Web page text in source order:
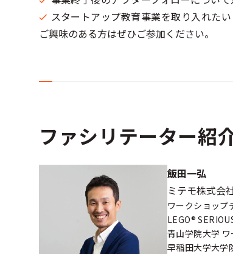
スタートアップ教育事業を取り入れた
ご興味のある方はぜひご参加ください。
ファシリテーター紹
飯田一弘
ミテモ株式会
ワークショップ
LEGO®
青山学院大学
早稲田大学大学